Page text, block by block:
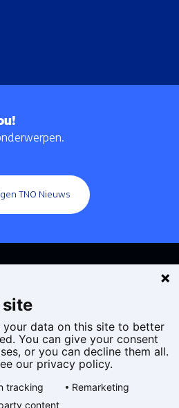
navigatie
TNO Nieuws
your data on this site to better
You can give your consent
or you can decline them all.
our privacy policy.
tracking
Remarketing
content